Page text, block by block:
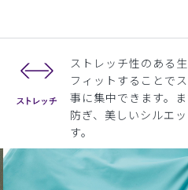
ストレッチ性のある
フィットすることで
事に集中できます。
防ぎ、美しいシルエ
す。